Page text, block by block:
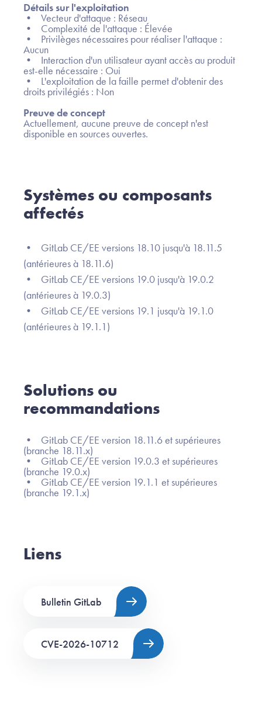
Détails sur l'exploitation
• Vecteur d'attaque : Réseau
• Complexité de l'attaque : Élevée
• Privilèges nécessaires pour réaliser l'attaque :
Aucun
• Interaction d'un utilisateur ayant accès au produit
est-elle nécessaire : Oui
• L'exploitation de la faille permet d'obtenir des
droits privilégiés : Non
Preuve de concept
Actuellement, aucune preuve de concept n'est
disponible en sources ouvertes.
Systèmes ou composants
affectés
• GitLab CE/EE versions 18.10 jusqu'à 18.11.5
(antérieures à 18.11.6)
• GitLab CE/EE versions 19.0 jusqu'à 19.0.2
(antérieures à 19.0.3)
• GitLab CE/EE versions 19.1 jusqu'à 19.1.0
(antérieures à 19.1.1)
Solutions ou
recommandations
• GitLab CE/EE version 18.11.6 et supérieures
(branche 18.11.x)
• GitLab CE/EE version 19.0.3 et supérieures
(branche 19.0.x)
• GitLab CE/EE version 19.1.1 et supérieures
(branche 19.1.x)
Liens
Bulletin GitLab
CVE-2026-10712